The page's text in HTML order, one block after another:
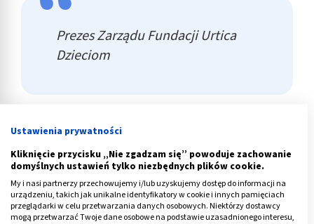
Prezes Zarządu Fundacji Urtica
Dzieciom
Artykuły autora
Ustawienia prywatności
Kliknięcie przycisku „Nie zgadzam się” powoduje zachowanie
domyślnych ustawień tylko niezbędnych plików cookie.
My i nasi partnerzy przechowujemy i/lub uzyskujemy dostęp do informacji na
urządzeniu, takich jak unikalne identyfikatory w cookie i innych pamięciach
przeglądarki w celu przetwarzania danych osobowych. Niektórzy dostawcy
mogą przetwarzać Twoje dane osobowe na podstawie uzasadnionego interesu,